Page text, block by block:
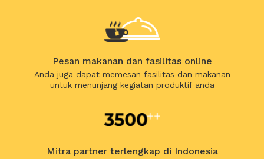
Pesan makanan dan fasilitas online
Anda juga dapat memesan fasilitas dan makanan
untuk menunjang kegiatan produktif anda
Mitra partner terlengkap di Indonesia